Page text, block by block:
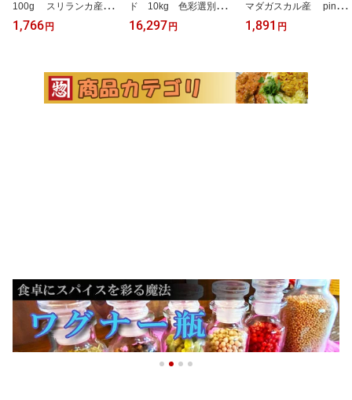
100g スリランカ産 c
innamon シナモン ス
ティック 桂皮 けい
チャイ クラフトコー
ラ スパイス spice
1,766 円
ド 10kg 色彩選別済
品 マスタード から
し 送料無料 カナダ
メードマスタード 大容
量 業務用 スパイス
spice 香辛料
16,297 円
マダガスカル産 pink p
epper コショウボク
胡椒木 送料無料 ポイ
香辛料
1,891 円